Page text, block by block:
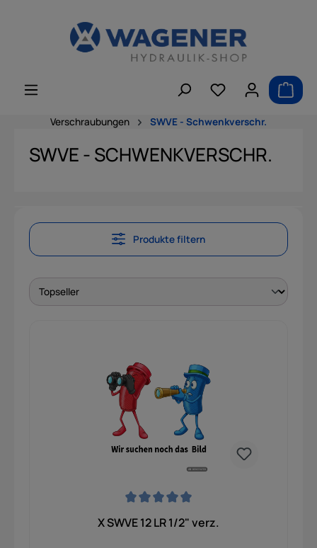
Verschraubungen SWVE - Schwenkverschr.
SWVE - SCHWENKVERSCHR.
Produkte filtern
X SWVE 12 LR 1/2" verz.